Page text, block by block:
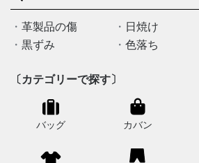
革製品の傷 日焼け
黒ずみ
色落ち
〔カテゴリーで探す〕
バッグ カバン